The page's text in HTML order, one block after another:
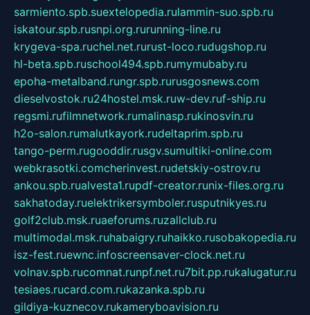
sarmiento.spb.suextelopedia.rulammin-suo.spb.ru
iskatour.spb.rusnpi.org.rurunning-line.ru
krygeva-spa.ruchel.net.rurust-loco.rudugshop.ru
hl-beta.spb.ruschool494.spb.rumymubaby.ru
epoha-metalband.rungr.spb.rurusgosnews.com
dieselvostok.ru24hostel.msk.ruw-dev.ruf-ship.ru
regsmi.rufilmnetwork.rumalinasp.rukinosvin.ru
h2o-salon.rumalutkayork.rudeltaprim.spb.ru
tango-perm.rugooddir.rusgv.sumultiki-online.com
webkrasotki.comcherinvest.rudetskiy-ostrov.ru
ankou.spb.rualvesta1.rupdf-creator.runix-files.org.ru
sakhatoday.ruelektrikersymboler.rusputnikyes.ru
golf2club.msk.ruaeforums.ruzallclub.ru
multimodal.msk.ruhabaigry.ruhaikko.rusobakopedia.ru
isz-fest.ruewnc.infoscreensaver-clock.net.ru
volnav.spb.rucomnat.runpf.net.ru7bit.pp.rukalugatur.ru
tesiaes.rucard.com.rukazanka.spb.ru
gildiya-kuznecov.rukameryboavision.ru